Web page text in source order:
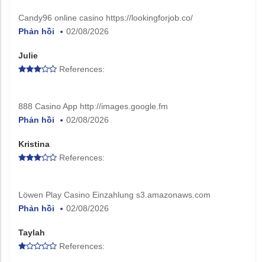
Candy96 online casino https://lookingforjob.co/
Phản hồi
02/08/2026
Julie
References:
888 Casino App http://images.google.fm
Phản hồi
02/08/2026
Kristina
References:
Löwen Play Casino Einzahlung s3.amazonaws.com
Phản hồi
02/08/2026
Taylah
References: